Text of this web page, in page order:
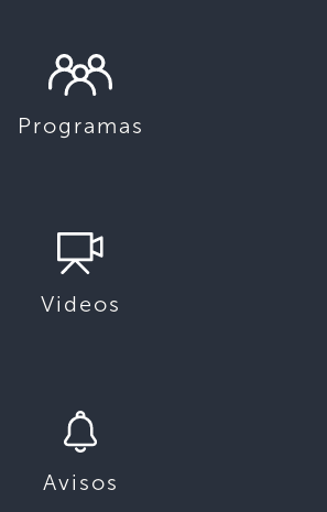
Programas
Videos
Avisos